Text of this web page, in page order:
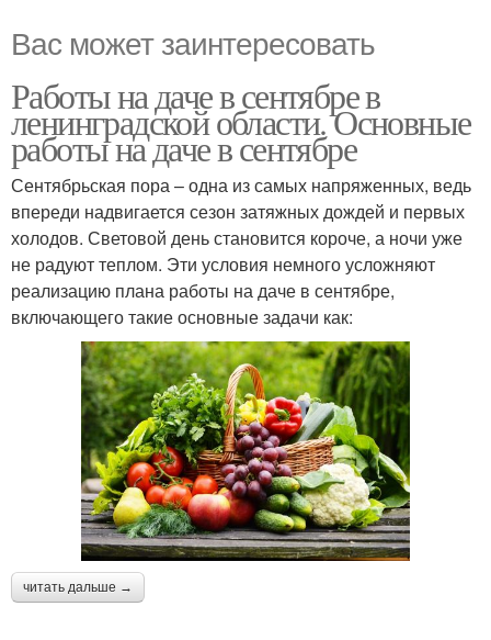
Вас может заинтересовать
Работы на даче в сентябре в
ленинградской области. Основные
работы на даче в сентябре
Сентябрьская пора – одна из самых напряженных, ведь
впереди надвигается сезон затяжных дождей и первых
холодов. Световой день становится короче, а ночи уже
не радуют теплом. Эти условия немного усложняют
реализацию плана работы на даче в сентябре,
включающего такие основные задачи как:
читать дальше →